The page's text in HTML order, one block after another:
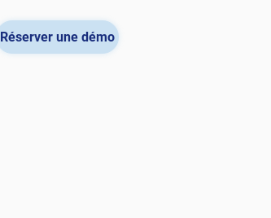
Réserver une démo